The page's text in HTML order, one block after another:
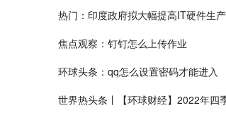
热门：印度政府拟大幅提高IT硬件生
焦点观察：钉钉怎么上传作业
环球头条：qq怎么设置密码才能进入
世界热头条丨【环球财经】2022年四